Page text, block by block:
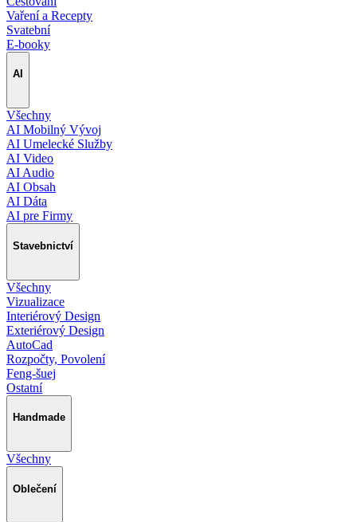
Vaření a Recepty
Svatební
E-booky
AI
Všechny
AI Mobilný Vývoj
AI Umelecké Služby
AI Video
AI Audio
AI Obsah
AI Dáta
AI pre Firmy
Stavebnictví
Všechny
Vizualizace
Interiérový Design
Exteriérový Design
AutoCad
Rozpočty, Povolení
Feng-šuej
Ostatní
Handmade
Všechny
Oblečení